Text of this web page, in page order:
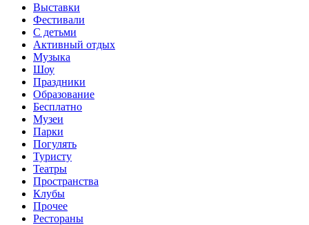
Выставки
Фестивали
С детьми
Активный отдых
Музыка
Шоу
Праздники
Образование
Бесплатно
Музеи
Парки
Погулять
Туристу
Театры
Пространства
Клубы
Прочее
Рестораны